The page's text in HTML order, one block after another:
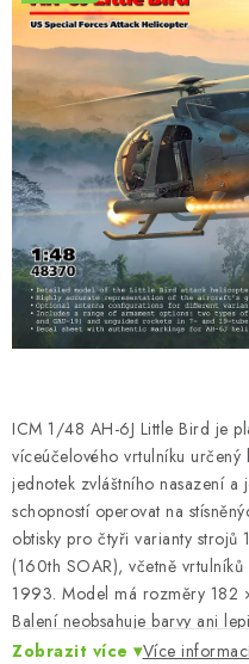
PLASTIKOVÉ MODELY
DOPLŇKY K MODELŮM
BARVY A POMŮCKY
PUBLIKACE
SKY RIDERS COFFEE
PRODÁVANÉ ZNAČKY
O nás Moje objednávka
Obchodní podmínky
Reklamační řád
Převodník modelářských barev
FAQ
Výstavy 2026
ICM 1/48 AH-6J Little Bird je
víceúčelového vrtulníku určený
jednotek zvláštního nasazení a
schopností operovat na
obtisky pro čtyři varianty strojů
(160th SOAR), včetně
1993. Model má rozměry 182
Balení neobsahuje barvy ani
Zobrazit více
Více